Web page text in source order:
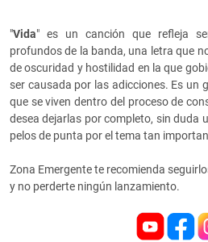
"Vida" es un canción que refleja
profundos de la banda, una letra que
de oscuridad y hostilidad en la que
ser causada por las adicciones. Es un
que se viven dentro del proceso de
desea dejarlas por completo, sin duda
pelos de punta por el tema tan
Zona Emergente te recomienda
y no perderte ningún lanzamiento.